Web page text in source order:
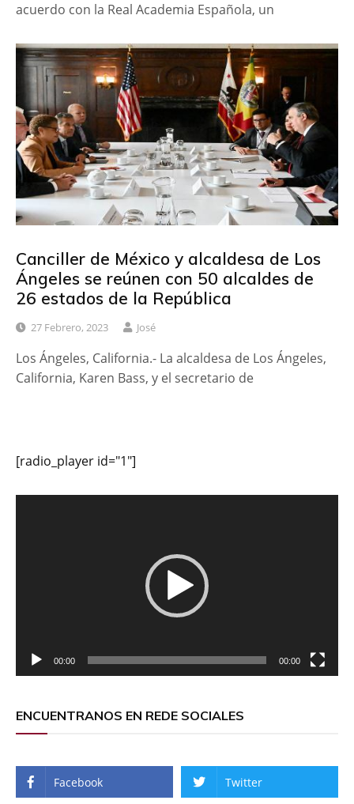
acuerdo con la Real Academia Española, un
Canciller de México y alcaldesa de Los
Ángeles se reúnen con 50 alcaldes de
26 estados de la República
27 Febrero, 2023 José
Los Ángeles, California.- La alcaldesa de Los Ángeles,
California, Karen Bass, y el secretario de
[radio_player id="1"]
00:00 00:00
ENCUENTRANOS EN REDE SOCIALES
Facebook Twitter